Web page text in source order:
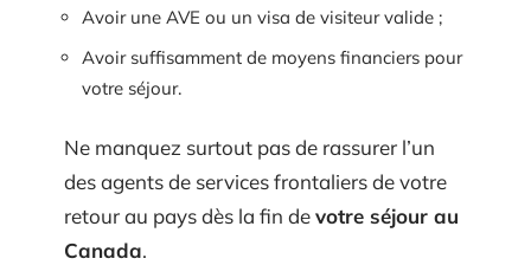
Avoir une AVE ou un visa de visiteur valide ;
Avoir suffisamment de moyens financiers pour
votre séjour.
Ne manquez surtout pas de rassurer l’un
des agents de services frontaliers de votre
retour au pays dès la fin devotre séjour au
Canada.